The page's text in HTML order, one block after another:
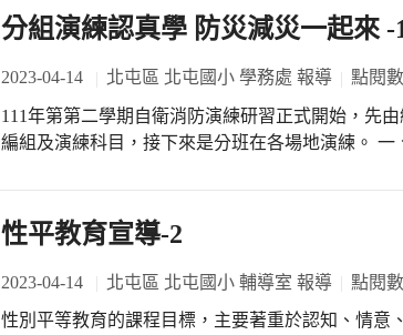
分組演練認真學 防災減災一起來 -
2023-04-14 北屯區 北屯國小 學務處 報導 點閱
111年第第二學期自衛消防演練研習正式開始，先
編組及演練科目，接下來是分班在各場地演練。
性平教育宣導-2
2023-04-14 北屯區 北屯國小 輔導室 報導 點閱
性別平等教育的課程目標，主要著重於認知、情意